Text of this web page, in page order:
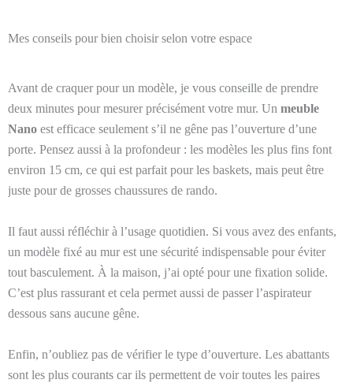
Mes conseils pour bien choisir selon votre espace
Avant de craquer pour un modèle, je vous conseille de prendre
deux minutes pour mesurer précisément votre mur. Un meuble
Nano est efficace seulement s’il ne gêne pas l’ouverture d’une
porte. Pensez aussi à la profondeur : les modèles les plus fins font
environ 15 cm, ce qui est parfait pour les baskets, mais peut être
juste pour de grosses chaussures de rando.
Il faut aussi réfléchir à l’usage quotidien. Si vous avez des enfants,
un modèle fixé au mur est une sécurité indispensable pour éviter
tout basculement. À la maison, j’ai opté pour une fixation solide.
C’est plus rassurant et cela permet aussi de passer l’aspirateur
dessous sans aucune gêne.
Enfin, n’oubliez pas de vérifier le type d’ouverture. Les abattants
sont les plus courants car ils permettent de voir toutes les paires